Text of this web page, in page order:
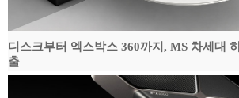
디스크부터 엑스박스 360까지, MS 차세대
출